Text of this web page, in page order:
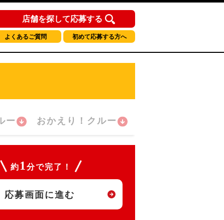
店舗を探して応募する
よくあるご質問 初めて応募する方へ
ー おかえり！クルー
約 1 分で完了！
応募画面に進む